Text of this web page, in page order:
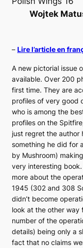
Wojtek
– Lire l’article en
A new pictorial issue
available. Over 200
first time. They are
profiles of very good
who is among the
profiles on the
just regret the author
something he did for
by Mushroom)
very interesting
more about the
1945 (302 and 308
didn’t become
look at the other way
number of the
details) being only a
fact that no claims